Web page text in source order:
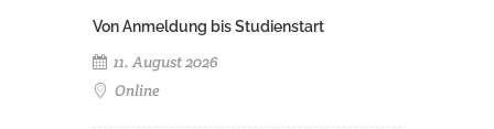
Von Anmeldung bis Studienstart
11. August 2026
Online